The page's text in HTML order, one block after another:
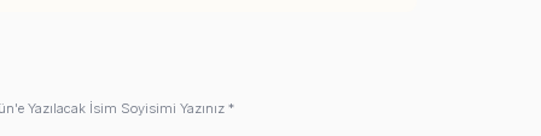
Yazılacak İsim Soyisimi Yazınız *